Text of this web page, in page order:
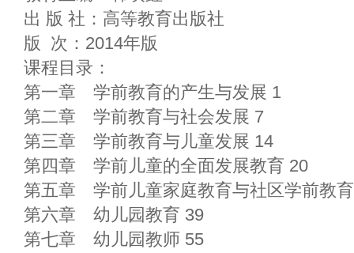
出 版 社：高等教育出版社
版 次：2014年版
课程目录：
第一章 学前教育的产生与发展 1
第二章 学前教育与社会发展 7
第三章 学前教育与儿童发展 14
第四章 学前儿童的全面发展教育 20
第五章 学前儿童家庭教育与社区学前教
第六章 幼儿园教育 39
第七章 幼儿园教师 55